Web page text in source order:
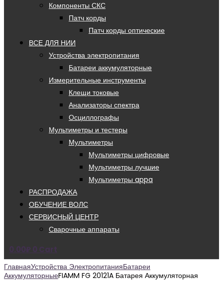
Компоненты СКС
Патч корды
Патч корды оптические
ВСЕ ДЛЯ НИИ
Устройства электропитания
Батареи аккумуляторные
Измерительные инструменты
Клещи токовые
Анализаторы спектра
Осциллографы
Мультиметры и тестеры
Мультиметры
Мультиметры цифровые
Мультиметры лучшие
Мультиметры appa
РАСПРОДАЖА
ОБУЧЕНИЕ ВОЛС
СЕРВИСНЫЙ ЦЕНТР
Сварочные аппараты
0.00₽ 0 Cart
ГлавнаяУстройства ЭлектропитанияБатареи
АккумуляторныеFIAMM FG 20121A Батарея Аккумуляторная